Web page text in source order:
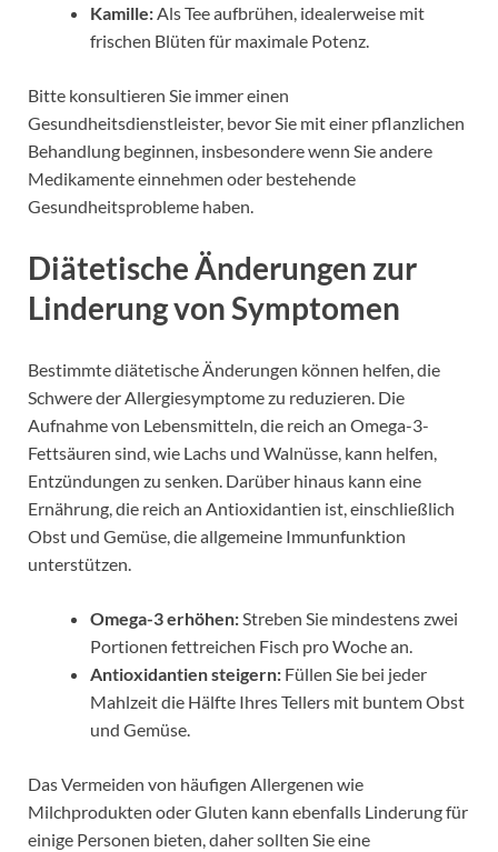
Kamille:Als Tee aufbrühen, idealerweise mit
frischen Blüten für maximale Potenz.
Bitte konsultieren Sie immer einen
Gesundheitsdienstleister, bevor Sie mit einer pflanzlichen
Behandlung beginnen, insbesondere wenn Sie andere
Medikamente einnehmen oder bestehende
Gesundheitsprobleme haben.
Diätetische Änderungen zur
Linderung von Symptomen
Bestimmte diätetische Änderungen können helfen, die
Schwere der Allergiesymptome zu reduzieren. Die
Aufnahme von Lebensmitteln, die reich an Omega-3-
Fettsäuren sind, wie Lachs und Walnüsse, kann helfen,
Entzündungen zu senken. Darüber hinaus kann eine
Ernährung, die reich an Antioxidantien ist, einschließlich
Obst und Gemüse, die allgemeine Immunfunktion
unterstützen.
Omega-3 erhöhen:Streben Sie mindestens zwei
Portionen fettreichen Fisch pro Woche an.
Antioxidantien steigern: Füllen Sie bei jeder
Mahlzeit die Hälfte Ihres Tellers mit buntem Obst
und Gemüse.
Das Vermeiden von häufigen Allergenen wie
Milchprodukten oder Gluten kann ebenfalls Linderung für
einige Personen bieten, daher sollten Sie eine